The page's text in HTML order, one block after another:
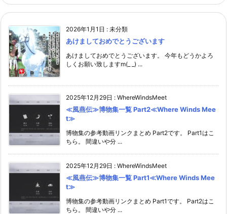
2026年1月1日 : 未分類
あけましておめでとうございます
あけましておめでとうございます。 今年もどうかよろ
しくお願い致しますm(_ _) ...
2025年12月29日 : WhereWindsMeet
≪風燕伝≫博物集一覧 Part2≪Where Winds Mee
t≫
博物集の参考動画リンクまとめ Part2です。 Part1はこ
ちら。 間違いや分 ...
2025年12月29日 : WhereWindsMeet
≪風燕伝≫博物集一覧 Part1≪Where Winds Mee
t≫
博物集の参考動画リンクまとめ Part1です。 Part2はこ
ちら。 間違いや分 ...